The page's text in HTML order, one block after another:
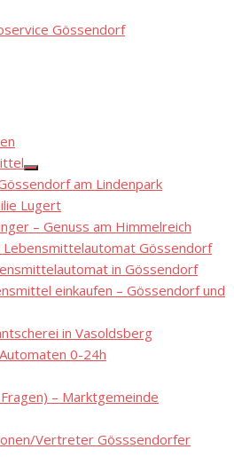
Gössendorf
Show
sub
menu
am Lindenpark
Lugert
– Genuss am Himmelreich
Lebensmittelautomat Gössendorf
in Gössendorf
einkaufen – Gössendorf und
in Vasoldsberg
0-24h
– Marktgemeinde
Vertreter Gösssendorfer